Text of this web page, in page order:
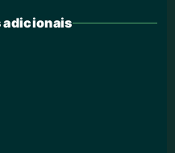
adicionais